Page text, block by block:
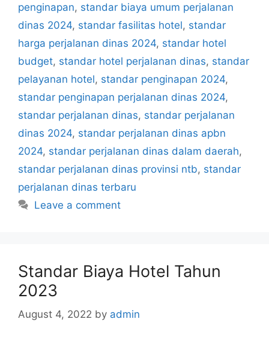
penginapan, standar biaya umum perjalanan
dinas 2024, standar fasilitas hotel, standar
harga perjalanan dinas 2024, standar hotel
budget, standar hotel perjalanan dinas, standar
pelayanan hotel, standar penginapan 2024,
standar penginapan perjalanan dinas 2024,
standar perjalanan dinas, standar perjalanan
dinas 2024, standar perjalanan dinas apbn
2024, standar perjalanan dinas dalam daerah,
standar perjalanan dinas provinsi ntb, standar
perjalanan dinas terbaru
Leave a comment
Standar Biaya Hotel Tahun
2023
August 4, 2022 by admin